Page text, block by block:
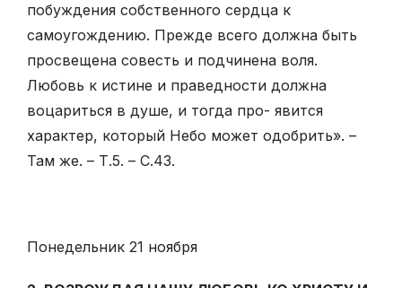
побуждения собственного сердца к
самоугождению. Прежде всего должна быть
просвещена совесть и подчинена воля.
Любовь к истине и праведности должна
воцариться в душе, и тогда про- явится
характер, который Небо может одобрить». –
Там же. – Т.5. – С.43.
Понедельник 21 ноября